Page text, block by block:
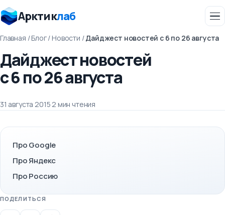
Арктиклаб
Главная /Блог/ Новости /Дайджест новостей с 6 по 26 августа
Дайджест новостей
с 6 по 26 августа
31 августа 2015·2 мин чтения
Про Google
Про Яндекс
Про Россию
ПОДЕЛИТЬСЯ